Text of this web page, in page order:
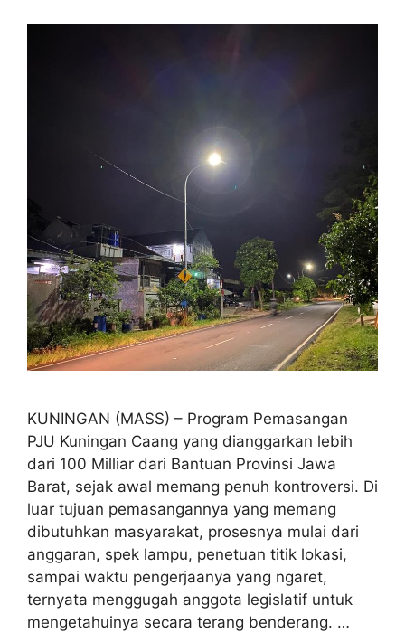
KUNINGAN (MASS) – Program Pemasangan
PJU Kuningan Caang yang dianggarkan lebih
dari 100 Milliar dari Bantuan Provinsi Jawa
Barat, sejak awal memang penuh kontroversi. Di
luar tujuan pemasangannya yang memang
dibutuhkan masyarakat, prosesnya mulai dari
anggaran, spek lampu, penetuan titik lokasi,
sampai waktu pengerjaanya yang ngaret,
ternyata menggugah anggota legislatif untuk
mengetahuinya secara terang benderang. …